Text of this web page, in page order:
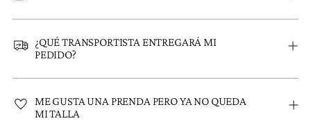
¿QUÉ TRANSPORTISTA ENTREGARÁ MI
PEDIDO?
ME GUSTA UNA PRENDA PERO YA NO QUEDA
MI TALLA